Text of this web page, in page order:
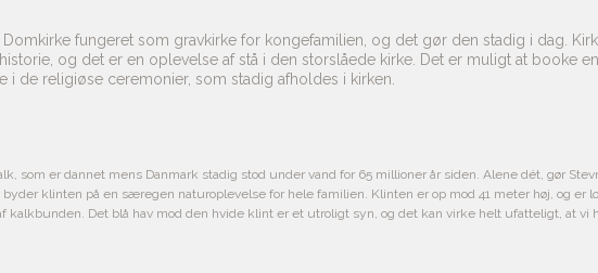
Domkirke fungeret som gravkirke for kongefamilien, og det gør den stadig i dag.
og det er en oplevelse af stå i den storslåede kirke. Det er muligt at booke
i de religiøse ceremonier, som stadig afholdes i kirken.
som er dannet mens Danmark stadig stod under vand for 65 millioner år siden. Alene dét, gør
klinten på en særegen naturoplevelse for hele familien. Klinten er op mod 41 meter høj, og er
kalkbunden. Det blå hav mod den hvide klint er et utroligt syn, og det kan virke helt ufatteligt, at vi